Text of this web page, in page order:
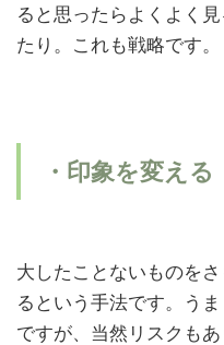
ると思ったらよくよく
たり。これも戦略です。
・印象を変える
大したことないものを
るという手法です。う
ですが、当然リスクもあ